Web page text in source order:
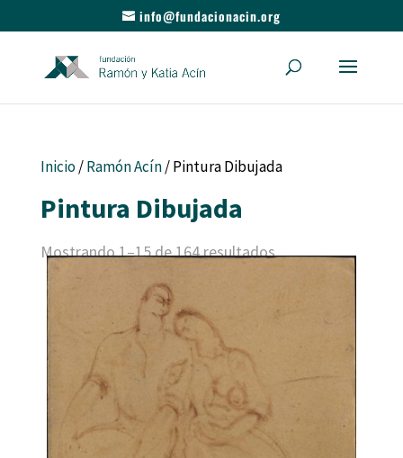
info@fundacionacin.org
Inicio/Ramón Acín/ Pintura Dibujada
Pintura Dibujada
Mostrando 1–15 de 164 resultados